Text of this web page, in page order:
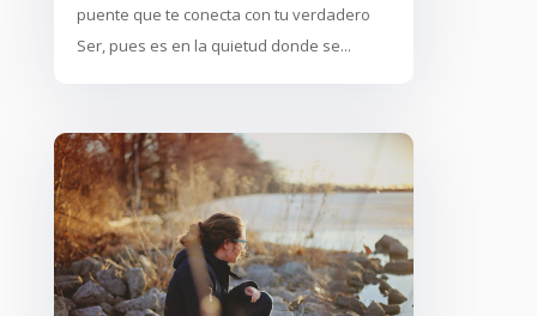
puente que te conecta con tu verdadero
Ser, pues es en la quietud donde se...